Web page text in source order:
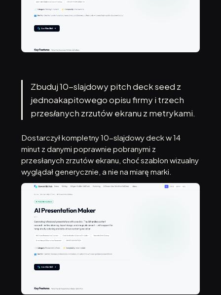
Zbuduj 10-slajdowy pitch deck seed z
jednoakapitowego opisu firmy i trzech
przesłanych zrzutów ekranu z metrykami.
Dostarczył kompletny 10-slajdowy deck w 14
minut z danymi poprawnie pobranymi z
przesłanych zrzutów ekranu, choć szablon wizualny
wyglądał generycznie, a nie na miarę marki.